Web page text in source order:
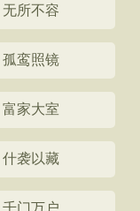
无所不容
孤鸾照镜
富家大室
什袭以藏